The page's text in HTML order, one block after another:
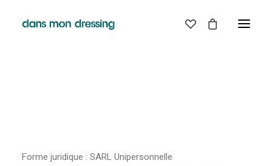
Forme juridique : SARL Unipersonnelle